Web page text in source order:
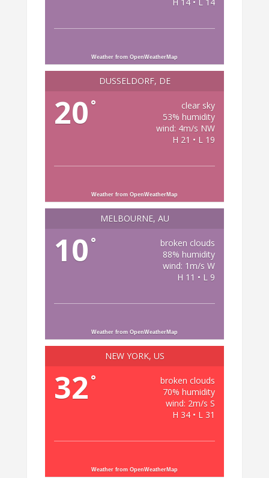
Weather from OpenWeatherMap
DÜSSELDORF, DE
20 °
clear sky
53% humidity
wind: 4m/s NW
H 21 • L 19
Weather from OpenWeatherMap
MELBOURNE, AU
10 °
broken clouds
88% humidity
wind: 1m/s W
H 11 • L 9
Weather from OpenWeatherMap
NEW YORK, US
32 °
broken clouds
70% humidity
wind: 2m/s S
H 34 • L 31
Weather from OpenWeatherMap